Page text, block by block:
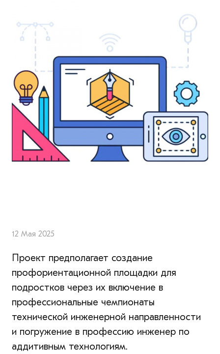
12 Мая 2025
Проект предполагает создание
профориентационной площадки для
подростков через их включение в
профессиональные чемпионаты
технической инженерной направленности
и погружение в профессию инженер по
аддитивным технологиям.